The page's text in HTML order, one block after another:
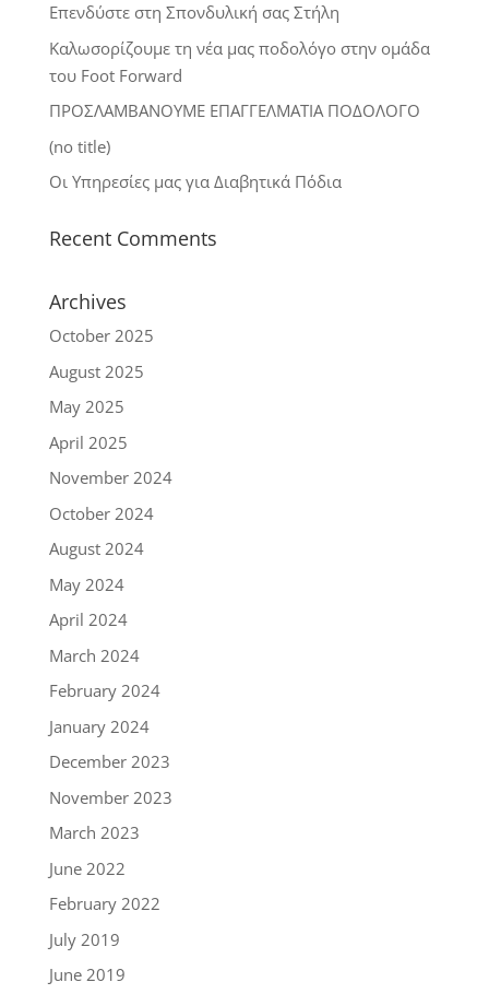
Επενδύστε στη Σπονδυλική σας Στήλη
Καλωσορίζουμε τη νέα μας ποδολόγο στην ομάδα
του Foot Forward
ΠΡΟΣΛΑΜΒΑΝΟΥΜΕ ΕΠΑΓΓΕΛΜΑΤΙΑ ΠΟΔΟΛΟΓΟ
(no title)
Οι Υπηρεσίες μας για Διαβητικά Πόδια
Recent Comments
Archives
October 2025
August 2025
May 2025
April 2025
November 2024
October 2024
August 2024
May 2024
April 2024
March 2024
February 2024
January 2024
December 2023
November 2023
March 2023
June 2022
February 2022
July 2019
June 2019